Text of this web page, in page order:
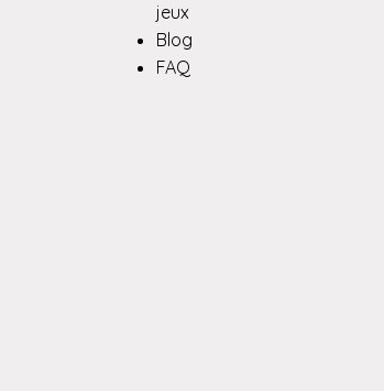
jeux
Blog
FAQ